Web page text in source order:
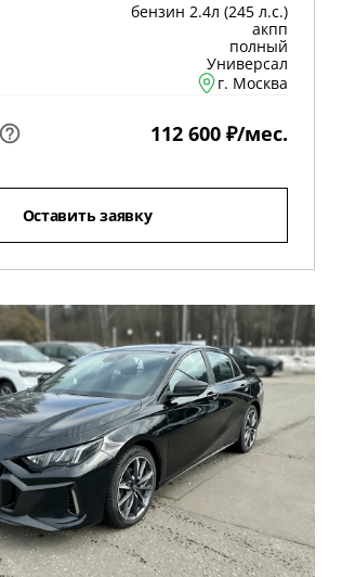
бензин 2.4л (245 л.с.)
акпп
полный
Универсал
г. Москва
112 600 ₽/мес.
Оставить заявку